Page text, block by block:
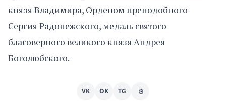
князя Владимира, Орденом преподобного
Сергия Радонежского, медаль святого
благоверного великого князя Андрея
Боголюбского.
VK OK TG ⎘